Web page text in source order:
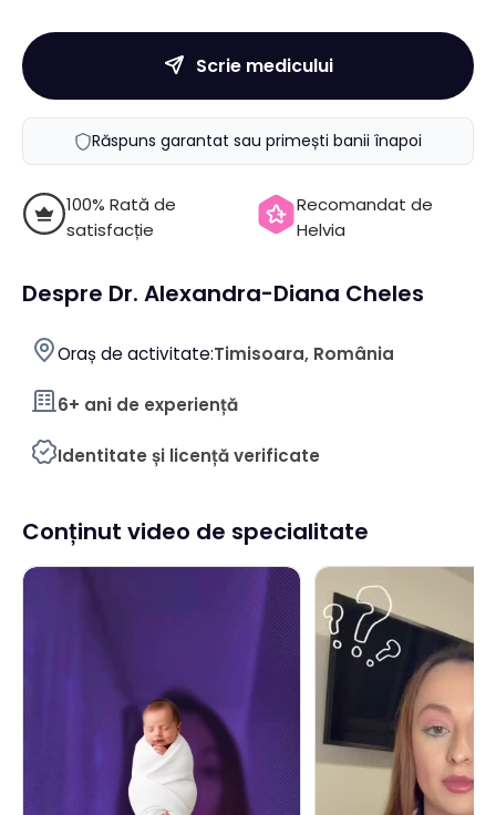
Scrie medicului
Răspuns garantat sau primești banii înapoi
100% Rată de
satisfacție
Recomandat de
Helvia
Despre Dr. Alexandra-Diana Cheles
Oraș de activitate:Timisoara, România
6+ ani de experiență
Identitate și licență verificate
Conținut video de specialitate